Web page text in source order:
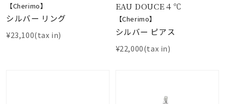
【Cherimo】
シルバー リング
¥23,100(tax in)
EAU DOUCE４℃
【Cherimo】
シルバー ピアス
¥22,000(tax in)